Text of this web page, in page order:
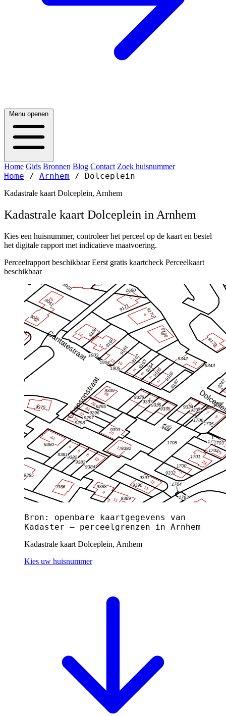
Menu openen
Home Gids Bronnen Blog Contact Zoek huisnummer
Home / Arnhem / Dolceplein
Kadastrale kaart Dolceplein, Arnhem
Kadastrale kaart Dolceplein in Arnhem
Kies een huisnummer, controleer het perceel op de kaart en bestel
het digitale rapport met indicatieve maatvoering.
Perceelrapport beschikbaar Eerst gratis kaartcheck Perceelkaart
beschikbaar
Bron: openbare kaartgegevens van
Kadaster — perceelgrenzen in Arnhem
Kadastrale kaart Dolceplein, Arnhem
Kies uw huisnummer